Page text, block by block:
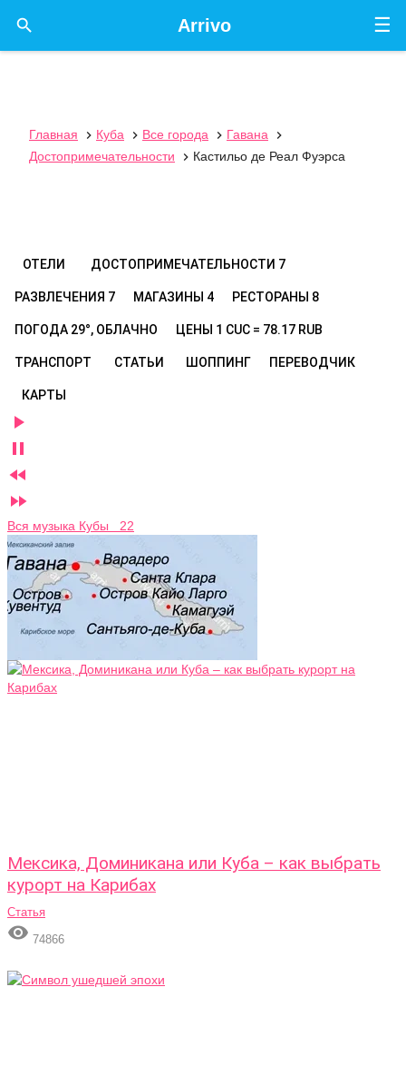
☰
Arrivo

Главная  Куба  Все города  Гавана

Достопримечательности
 Кастильо де Реал Фуэрса
ОТЕЛИ ДОСТОПРИМЕЧАТЕЛЬНОСТИ 7
РАЗВЛЕЧЕНИЯ 7 МАГАЗИНЫ 4 РЕСТОРАНЫ 8
ПОГОДА 29°, ОБЛАЧНО ЦЕНЫ 1 CUC = 78.17 RUB
ТРАНСПОРТ СТАТЬИ ШОППИНГ ПЕРЕВОДЧИК
КАРТЫ




Вся музыка Кубы 22
Мексика, Доминикана или Куба – как выбрать
курорт на Карибах
Статья
 74866